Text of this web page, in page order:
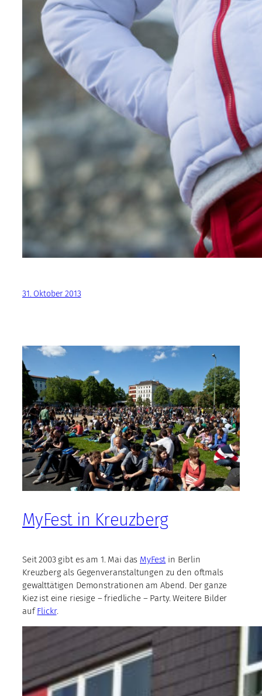
31. Oktober 2013
MyFest in Kreuzberg
Seit 2003 gibt es am 1. Mai das MyFest in Berlin
Kreuzberg als Gegenveranstaltungen zu den oftmals
gewalttätigen Demonstrationen am Abend. Der ganze
Kiez ist eine riesige – friedliche – Party. Weitere Bilder
aufFlickr.